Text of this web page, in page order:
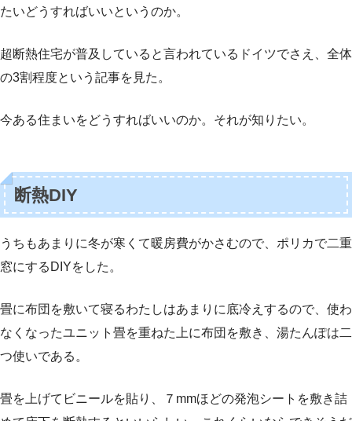
たいどうすればいいというのか。
超断熱住宅が普及していると言われているドイツでさえ、全体
の3割程度という記事を見た。
今ある住まいをどうすればいいのか。それが知りたい。
断熱DIY
うちもあまりに冬が寒くて暖房費がかさむので、ポリカで二重
窓にするDIYをした。
畳に布団を敷いて寝るわたしはあまりに底冷えするので、使わ
なくなったユニット畳を重ねた上に布団を敷き、湯たんぽは二
つ使いである。
畳を上げてビニールを貼り、７mmほどの発泡シートを敷き詰